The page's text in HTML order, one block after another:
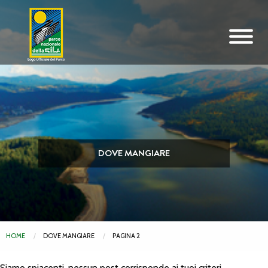
Vai al contenuto principale
DOVE MANGIARE
HOME DOVE MANGIARE PAGINA 2